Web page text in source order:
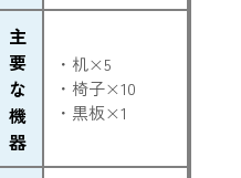
主
要
な
機
器
・机×5
・椅子×10
・黒板×1